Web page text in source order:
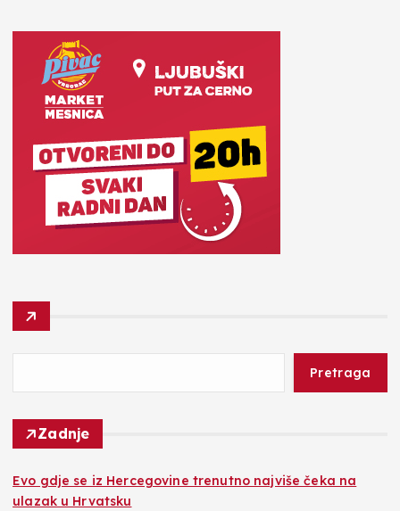
Pretraga
Zadnje
Evo gdje se iz Hercegovine trenutno najviše čeka na
ulazak u Hrvatsku